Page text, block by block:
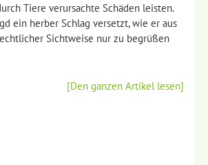
Tiere verursachte Schäden leisten.
ein herber Schlag versetzt, wie er aus
Sichtweise nur zu begrüßen
[Den ganzen Artikel lesen]